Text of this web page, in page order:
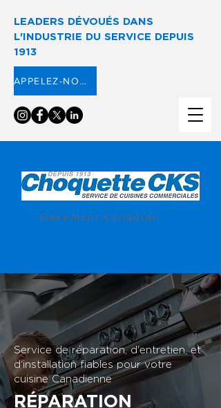
Fièrement Canadien
LEADERS DÉVOUÉS DANS
L'INDUSTRIE DU SERVICE DEPUIS
1913
APPELEZ-NOUS ⟶
Service de réparation, d'entretien, et
d'installation fiables pour votre
cuisine Canadienne
RÉPARATION